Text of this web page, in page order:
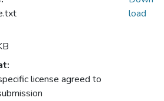
license agreed to
load